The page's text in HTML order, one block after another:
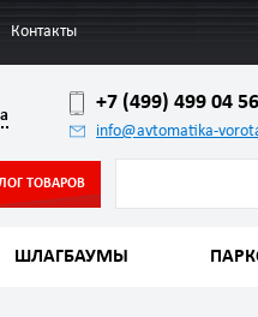
Контакты
+7 (499) 499 04 56
info@avtomatika-
ТОВАРОВ
ШЛАГБАУМЫ